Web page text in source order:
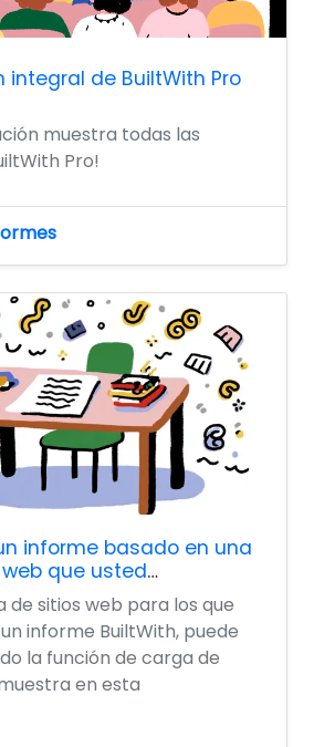
integral de BuiltWith Pro
muestra todas las
Pro!
informe basado en una
que usted
de sitios web para los que
informe BuiltWith, puede
la función de carga de
en esta